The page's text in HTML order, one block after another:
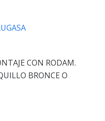
CON RODAM.
BRONCE O